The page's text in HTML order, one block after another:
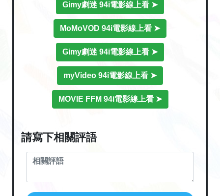
Gimy劇迷 94i電影線上看 ➤
MoMoVOD 94i電影線上看 ➤
Gimy劇迷 94i電影線上看 ➤
myVideo 94i電影線上看 ➤
MOVIE FFM 94i電影線上看 ➤
請寫下相關評語